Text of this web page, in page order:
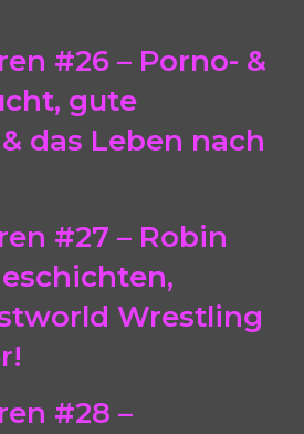
#26 – Porno- &
gute
das Leben nach
#27 – Robin
Wrestling
#28 –